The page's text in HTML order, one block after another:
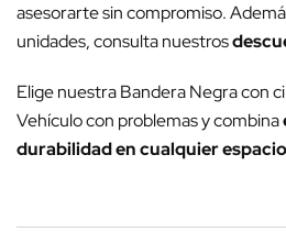
asesorarte sin compromiso.
unidades, consulta nuestros
Elige nuestra Bandera Negra con
Vehículo con problemas y combina
durabilidad en cualquier espacio